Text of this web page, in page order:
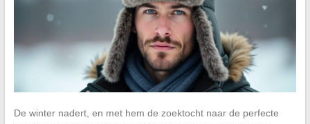
De winter nadert, en met hem de zoektocht naar de perfecte